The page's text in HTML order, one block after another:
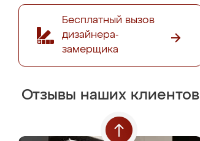
Бесплатный вызов
дизайнера-
замерщика
Отзывы наших клиентов